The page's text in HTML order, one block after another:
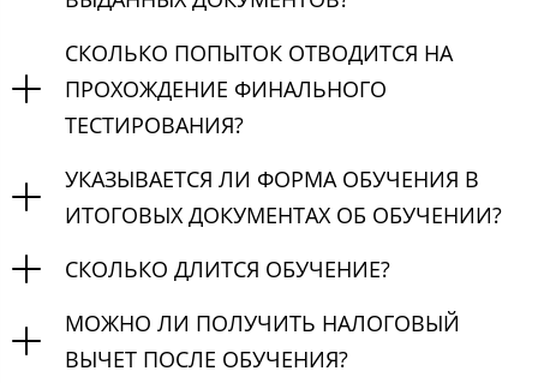
СКОЛЬКО ПОПЫТОК ОТВОДИТСЯ НА
ПРОХОЖДЕНИЕ ФИНАЛЬНОГО
ТЕСТИРОВАНИЯ?
УКАЗЫВАЕТСЯ ЛИ ФОРМА ОБУЧЕНИЯ В
ИТОГОВЫХ ДОКУМЕНТАХ ОБ ОБУЧЕНИИ?
СКОЛЬКО ДЛИТСЯ ОБУЧЕНИЕ?
МОЖНО ЛИ ПОЛУЧИТЬ НАЛОГОВЫЙ
ВЫЧЕТ ПОСЛЕ ОБУЧЕНИЯ?